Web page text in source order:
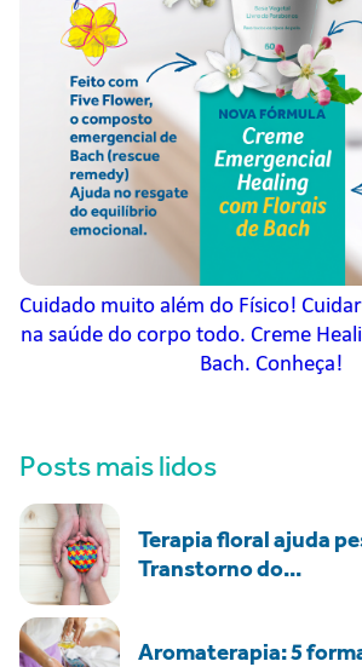
Cuidado muito além do Físico!
na saúde do corpo todo. Creme
Bach. Conheça!
Posts mais lidos
Terapia floral ajuda
Transtorno do...
Aromaterapia: 5